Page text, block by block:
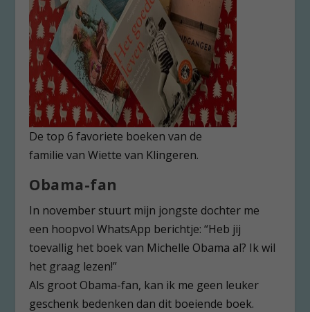
De top 6 favoriete boeken van de
familie van Wiette van Klingeren.
Obama-fan
In november stuurt mijn jongste dochter me
een hoopvol WhatsApp berichtje: “Heb jij
toevallig het boek van Michelle Obama al? Ik wil
het graag lezen!”
Als groot Obama-fan, kan ik me geen leuker
geschenk bedenken dan dit boeiende boek.